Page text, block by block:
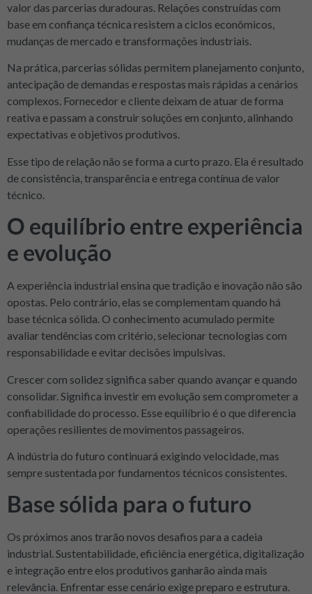
valor das parcerias duradouras. Relações construídas com
base em confiança técnica resistem a ciclos econômicos,
mudanças de mercado e transformações industriais.
Na prática, parcerias sólidas permitem planejamento conjunto,
antecipação de demandas e respostas mais rápidas a cenários
complexos. Fornecedor e cliente deixam de atuar de forma
reativa e passam a construir soluções em conjunto, alinhando
expectativas e objetivos produtivos.
Esse tipo de relação não se forma a curto prazo. Ela é resultado
de consistência, transparência e entrega contínua de valor
técnico.
O equilíbrio entre experiência
e evolução
A experiência industrial ensina que tradição e inovação não são
opostas. Pelo contrário, elas se complementam quando há
base técnica sólida. O conhecimento acumulado permite
avaliar tendências com critério, selecionar tecnologias com
responsabilidade e evitar decisões impulsivas.
Crescer com solidez significa saber quando avançar e quando
consolidar. Significa investir em evolução sem comprometer a
confiabilidade do processo. Esse equilíbrio é o que diferencia
operações resilientes de movimentos passageiros.
A indústria do futuro continuará exigindo velocidade, mas
sempre sustentada por fundamentos técnicos consistentes.
Base sólida para o futuro
Os próximos anos trarão novos desafios para a cadeia
industrial. Sustentabilidade, eficiência energética, digitalização
e integração entre elos produtivos ganharão ainda mais
relevância. Enfrentar esse cenário exige preparo e estrutura.